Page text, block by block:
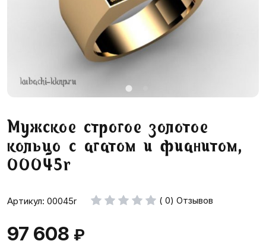
Мужское строгое золотое
кольцо с агатом и фианитом,
00045r
Артикул: 00045r ( 0) Отзывов
97 608 ₽